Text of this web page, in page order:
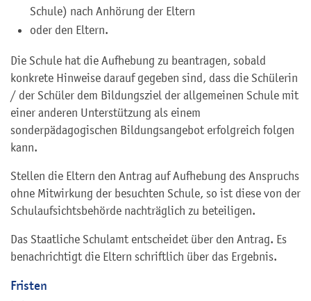
Schule) nach Anhörung der Eltern
oder den Eltern.
Die Schule hat die Aufhebung zu beantragen, sobald
konkrete Hinweise darauf gegeben sind, dass die Schülerin
/ der Schüler dem Bildungsziel der allgemeinen Schule mit
einer anderen Unterstützung als einem
sonderpädagogischen Bildungsangebot erfolgreich folgen
kann.
Stellen die Eltern den Antrag auf Aufhebung des Anspruchs
ohne Mitwirkung der besuchten Schule, so ist diese von der
Schulaufsichtsbehörde nachträglich zu beteiligen.
Das Staatliche Schulamt entscheidet über den Antrag. Es
benachrichtigt die Eltern schriftlich über das Ergebnis.
Fristen